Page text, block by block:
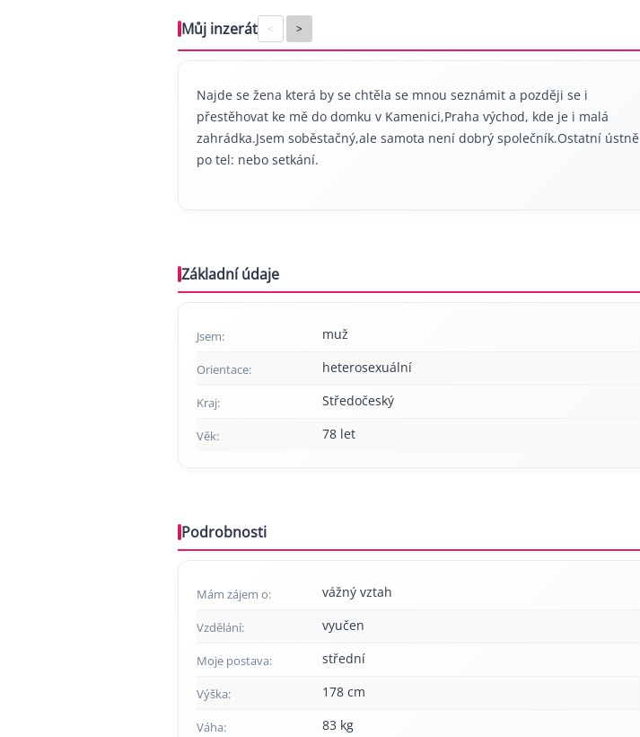
Můj inzerát < >
Najde se žena která by se chtěla se mnou seznámit a později se i
přestěhovat ke mě do domku v Kamenici,Praha východ, kde je i malá
zahrádka.Jsem soběstačný,ale samota není dobrý společník.Ostatní ústně
po tel: nebo setkání.
Základní údaje
Jsem: muž
Orientace: heterosexuální
Kraj: Středočeský
Věk: 78 let
Podrobnosti
Mám zájem o: vážný vztah
Vzdělání: vyučen
Moje postava: střední
Výška: 178 cm
Váha: 83 kg